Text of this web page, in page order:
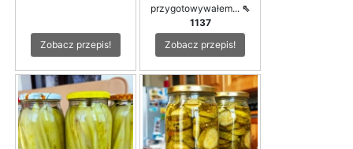
Zobacz przepis!
przygotowywałem... ⇖
1137
Zobacz przepis!